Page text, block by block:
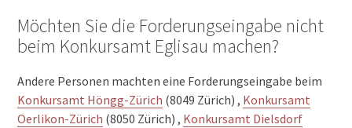
Möchten Sie die Forderungseingabe nicht
beim Konkursamt Eglisau machen?
Andere Personen machten eine Forderungseingabe beim
Konkursamt Höngg-Zürich (8049 Zürich) , Konkursamt
Oerlikon-Zürich (8050 Zürich) , Konkursamt Dielsdorf